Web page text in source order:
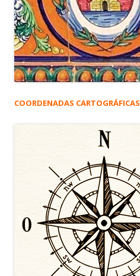
COORDENADAS CARTOGRÁFICAS